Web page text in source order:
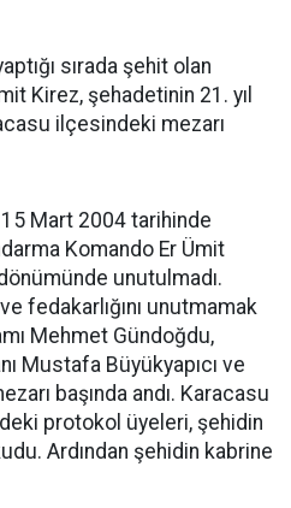
sırada şehit olan
Kirez, şehadetinin 21. yıl
ilçesindeki mezarı
Mart 2004 tarihinde
Komando Er Ümit
unutulmadı.
fedakarlığını unutmamak
Mehmet Gündoğdu,
Mustafa Büyükyapıcı ve
başında andı. Karacasu
protokol üyeleri, şehidin
Ardından şehidin kabrine